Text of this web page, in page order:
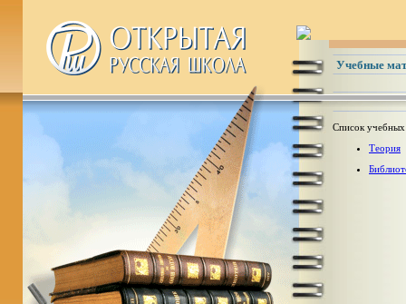
Учебные
Список учебных
Теория